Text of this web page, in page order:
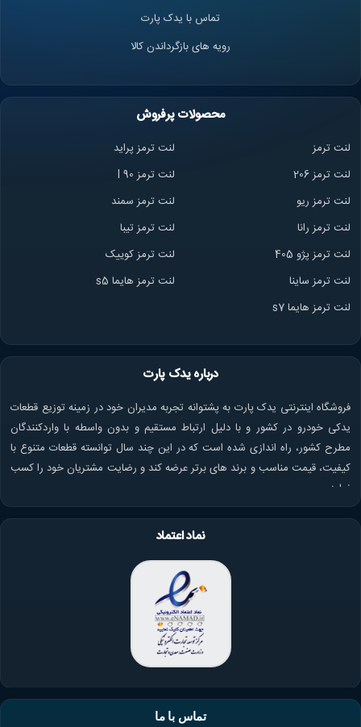
تماس با یدک پارت
رویه های بازگرداندن کالا
محصولات پرفروش
لنت ترمز
لنت ترمز پراید
لنت ترمز 206
لنت ترمز l 90
لنت ترمز ریو
لنت ترمز سمند
لنت ترمز رانا
لنت ترمز تیبا
لنت ترمز پژو 405
لنت ترمز کوییک
لنت ترمز ساینا
لنت ترمز هایما s5
لنت ترمز هایما s7
درباره یدک پارت
فروشگاه اینترنتی یدک پارت به پشتوانه تجربه مدیران خود در زمینه توزیع قطعات
یدکی خودرو در کشور و با دلیل ارتباط مستقیم و بدون واسطه با واردکنندگان
مطرح کشور، راه اندازی شده است که در این چند سال توانسته قطعات متنوع با
کیفیت، قیمت مناسب و برند های برتر عرضه کند و رضایت مشتریان خود را کسب
نماید.
نماد اعتماد
تماس با ما